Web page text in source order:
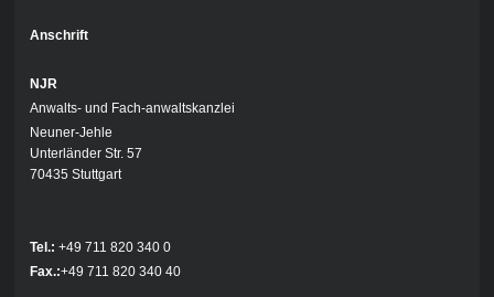
Anschrift
NJR
Anwalts- und Fach-anwaltskanzlei
Neuner-Jehle
Unterländer Str. 57
70435 Stuttgart
Tel.: +49 711 820 340 0
Fax.:+49 711 820 340 40